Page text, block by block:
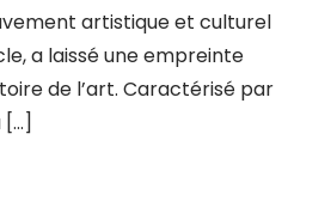
artistique et culturel
a laissé une empreinte
de l’art. Caractérisé par
[…]